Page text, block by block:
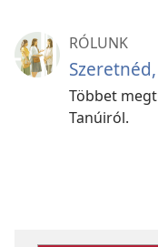
RÓLUNK
Többet
Tanúiról.